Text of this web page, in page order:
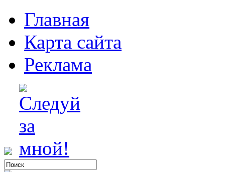
Главная
Карта сайта
Реклама